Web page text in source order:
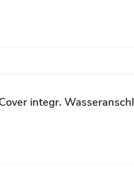
integr.